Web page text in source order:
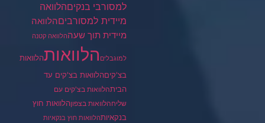
למסורבי בנקיםהלוואה
מיידית למסורביםהלוואה
מיידית תוך שעההלוואה קטנה
למוגבלים הלוואותהלוואות
בצ'קיםהלוואות בצ'קים עד
הביתהלוואות בצ'קים עם
שליחהלוואות בצפוןהלוואות חוץ
בנקאיותהלוואות חוץ בנקאיות